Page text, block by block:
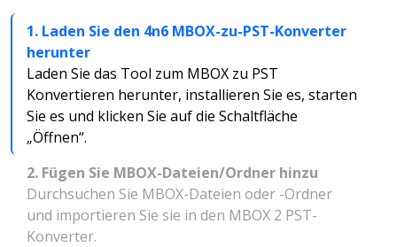
1. Laden Sie den 4n6 MBOX-zu-PST-Konverter
herunter
Laden Sie das Tool zum MBOX zu PST
Konvertieren herunter, installieren Sie es, starten
Sie es und klicken Sie auf die Schaltfläche
„Öffnen“.
2. Fügen Sie MBOX-Dateien/Ordner hinzu
Durchsuchen Sie MBOX-Dateien oder -Ordner
und importieren Sie sie in den MBOX 2 PST-
Konverter.